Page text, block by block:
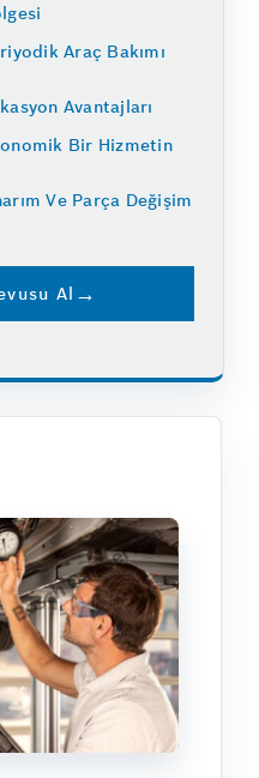
Araç Bakımı
Avantajları
Bir Hizmetin
Ve Parça Değişim
Al